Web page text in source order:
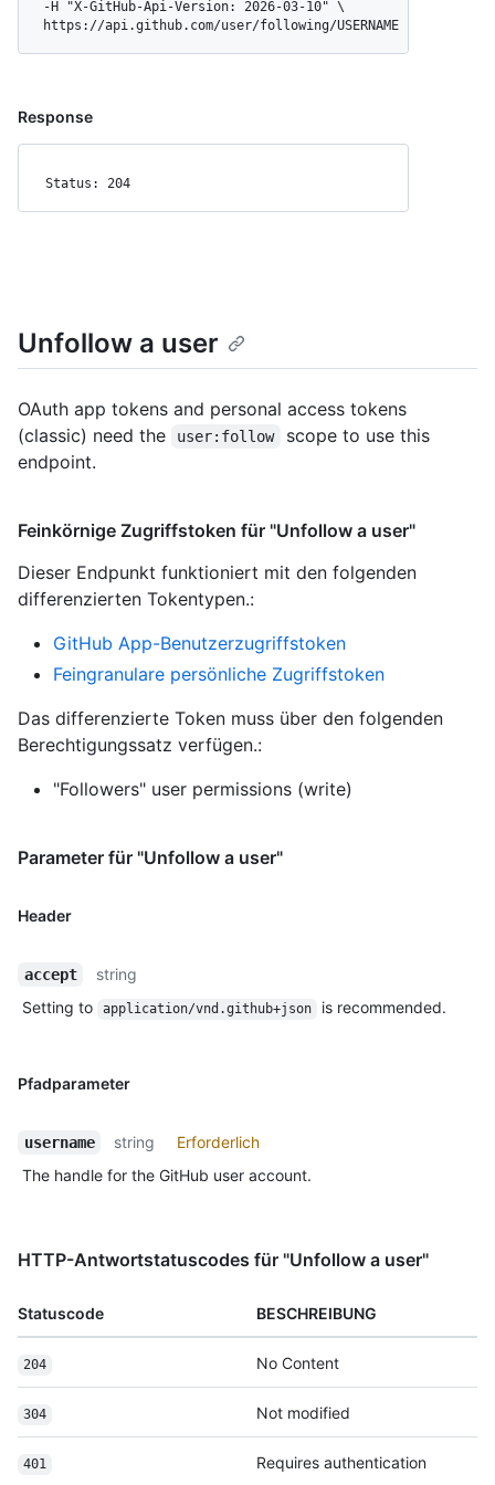
  https://api.github.com/user/following/USERNAME
Response
Status: 204
Unfollow a user
OAuth app tokens and personal access tokens
(classic) need the
user:follow
scope to use this
endpoint.
Feinkörnige Zugriffstoken für "Unfollow a user"
Dieser Endpunkt funktioniert mit den folgenden
differenzierten Tokentypen.:
GitHub App-Benutzerzugriffstoken
Feingranulare persönliche Zugriffstoken
Das differenzierte Token muss über den folgenden
Berechtigungssatz verfügen.:
"Followers" user permissions (write)
Parameter für "Unfollow a user"
Header
accept
string
Setting to
application/vnd.github+json is recommended.
Pfadparameter
username string
Erforderlich
The handle for the GitHub user account.
HTTP-Antwortstatuscodes für "Unfollow a user"
Statuscode BESCHREIBUNG
204 No Content
304 Not modified
401 Requires authentication